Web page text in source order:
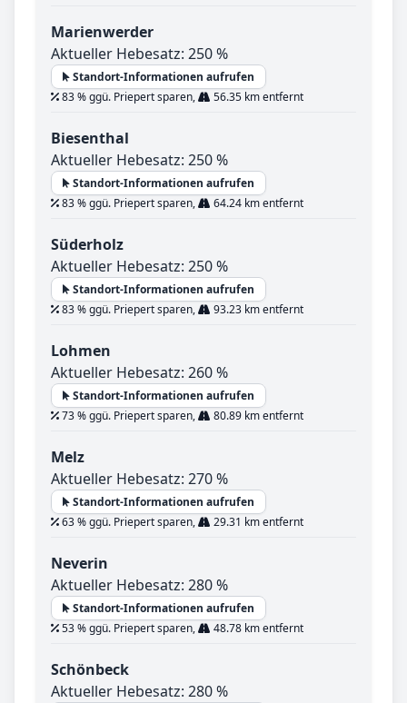
Marienwerder
Aktueller Hebesatz: 250 %
Standort-Informationen aufrufen
83 % ggü. Priepert sparen,
56.35 km entfernt
Biesenthal
Aktueller Hebesatz: 250 %
Standort-Informationen aufrufen
83 % ggü. Priepert sparen,
64.24 km entfernt
Süderholz
Aktueller Hebesatz: 250 %
Standort-Informationen aufrufen
83 % ggü. Priepert sparen,
93.23 km entfernt
Lohmen
Aktueller Hebesatz: 260 %
Standort-Informationen aufrufen
73 % ggü. Priepert sparen,
80.89 km entfernt
Melz
Aktueller Hebesatz: 270 %
Standort-Informationen aufrufen
63 % ggü. Priepert sparen,
29.31 km entfernt
Neverin
Aktueller Hebesatz: 280 %
Standort-Informationen aufrufen
53 % ggü. Priepert sparen,
48.78 km entfernt
Schönbeck
Aktueller Hebesatz: 280 %